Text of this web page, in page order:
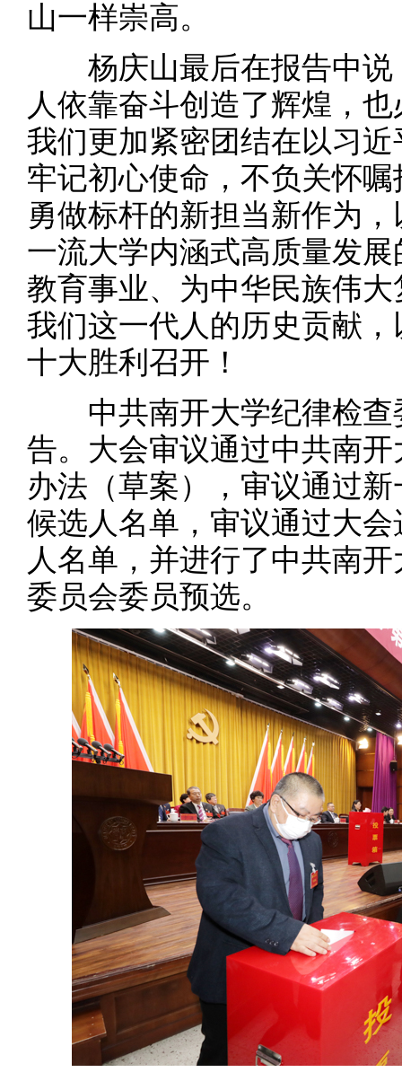
山一样崇高。
杨庆山最后在报告中说
人依靠奋斗创造了辉煌，
我们更加紧密团结在以习
牢记初心使命，不负关怀
勇做标杆的新担当新作为
一流大学内涵式高质量发
教育事业、为中华民族伟
我们这一代人的历史贡献
十大胜利召开！
中共南开大学纪律检查
告。大会审议通过中共南
办法（草案），审议通过
候选人名单，审议通过大
人名单，并进行了中共南
委员会委员预选。